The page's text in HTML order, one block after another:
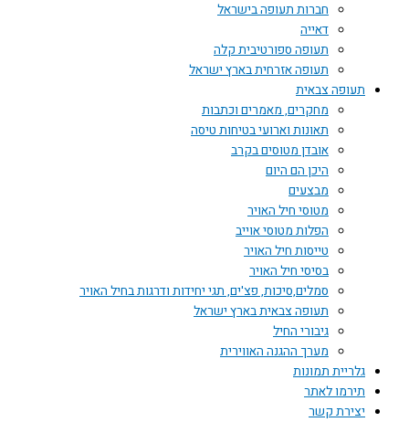
חברות תעופה בישראל
דאייה
תעופה ספורטיבית קלה
תעופה אזרחית בארץ ישראל
תעופה צבאית
מחקרים, מאמרים וכתבות
תאונות וארועי בטיחות טיסה
אובדן מטוסים בקרב
היכן הם היום
מבצעים
מטוסי חיל האויר
הפלות מטוסי אוייב
טייסות חיל האויר
בסיסי חיל האויר
סמלים,סיכות, פצ'ים, תגי יחידות ודרגות בחיל האויר
תעופה צבאית בארץ ישראל
גיבורי החיל
מערך ההגנה האווירית
גלריית תמונות
תירמו לאתר
יצירת קשר